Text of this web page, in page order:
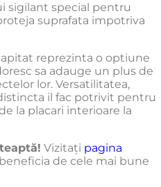
sigilant special pentru
suprafata impotriva
reprezinta o optiune
sa adauge un plus de
lor. Versatilitatea,
il fac potrivit pentru
la placari interioare la
Vizitați pagina
de cele mai bune